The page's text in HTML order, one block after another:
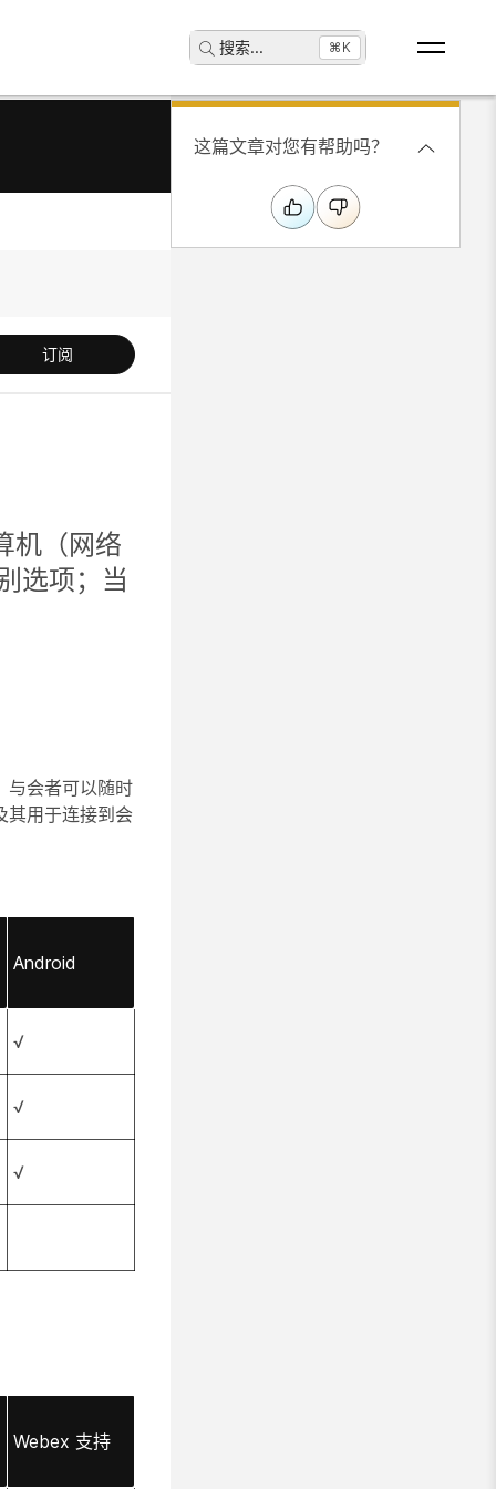
搜索... ⌘K
订阅
机（网络
选项；当
与会者可以随时
其用于连接到会
Android
√
√
√
Webex 支持
这篇文章对您有帮助吗？